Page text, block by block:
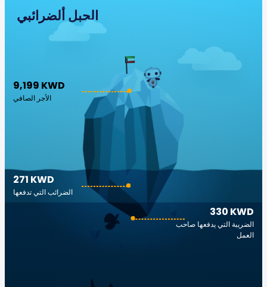
الجبل ألضرائبي
9,199 KWD
الأجر الصافي
330 KWD
الضريبة التي يدفعها صاحب
العمل
271 KWD
الضرائب التي تدفعها